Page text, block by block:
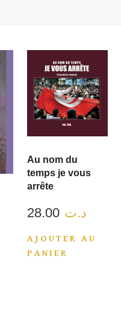
Au nom du
temps je vous
arrête
د.ت 28.00
AJOUTER AU
PANIER